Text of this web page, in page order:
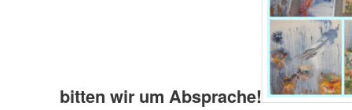
bitten wir um Absprache!